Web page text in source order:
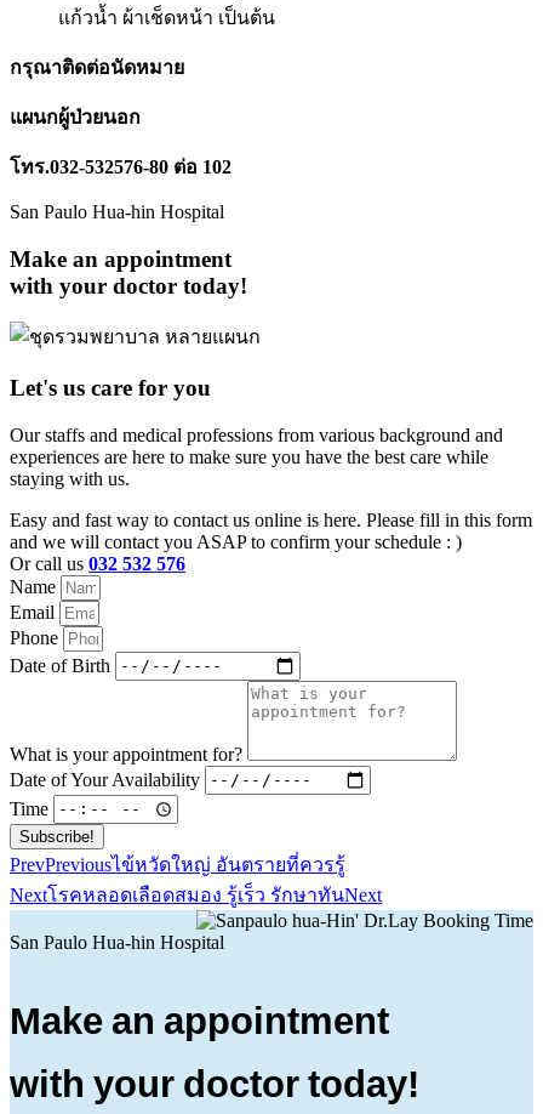
แก้วน้ำ ผ้าเช็ดหน้า เป็นต้น
กรุณาติดต่อนัดหมาย
แผนกผู้ป่วยนอก
โทร.032-532576-80 ต่อ 102
San Paulo Hua-hin Hospital
Make an appointment
with your doctor today!
Let's us care for you
Our staffs and medical professions from various background and
experiences are here to make sure you have the best care while
staying with us.
Easy and fast way to contact us online is here. Please fill in this form
and we will contact you ASAP to confirm your schedule : )
Or call us 032 532 576
Name
Email
Phone
Date of Birth
What is your appointment for?
Date of Your Availability
Time
Subscribe!
PrevPreviousไข้หวัดใหญ่ อันตรายที่ควรรู้
Nextโรคหลอดเลือดสมอง รู้เร็ว รักษาทันNext
San Paulo Hua-hin Hospital
Make an appointment
with your doctor today!